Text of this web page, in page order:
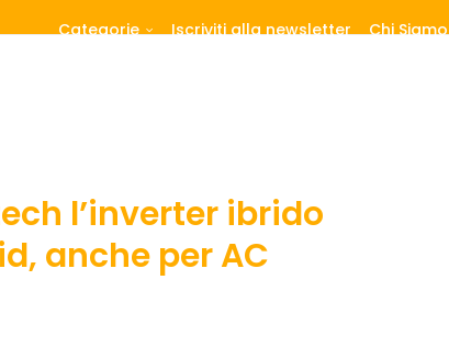
Categorie Iscriviti alla newsletter Chi Siamo
l’inverter ibrido
anche per AC